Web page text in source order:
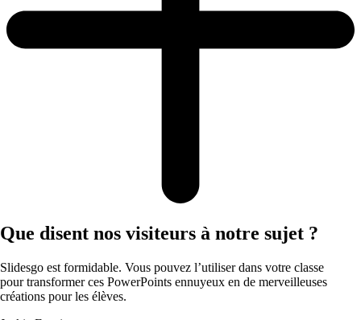
Que disent nos visiteurs à notre sujet ?
Slidesgo est formidable. Vous pouvez l’utiliser dans votre classe
pour transformer ces PowerPoints ennuyeux en de merveilleuses
créations pour les élèves.